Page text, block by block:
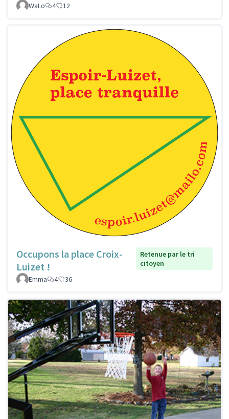
WaLo 4 12
Occupons la place Croix-
Luizet !
Retenue par le tri
citoyen
Emma
4 36